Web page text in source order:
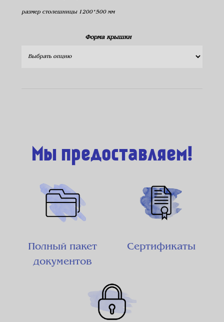
размер столешницы 1200*500 мм
Форма крышки
Мы предоставляем!
Полный пакет
документов
Сертификаты